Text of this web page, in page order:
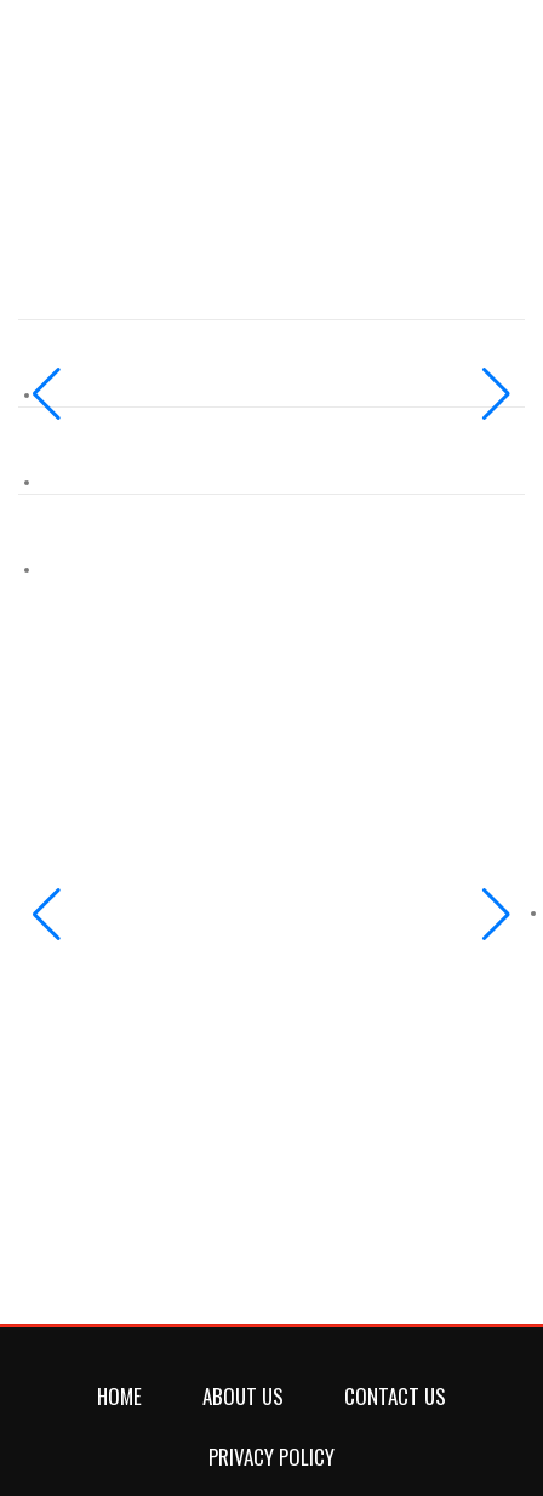
HOME ABOUT US
CONTACT US
PRIVACY POLICY